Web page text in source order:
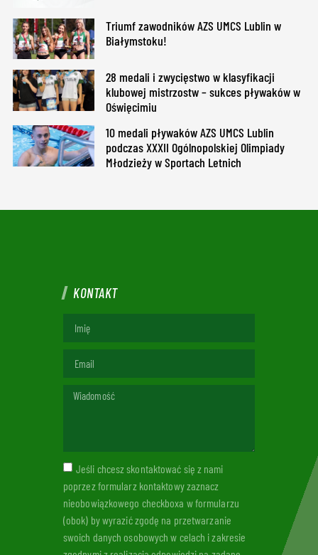
Triumf zawodników AZS UMCS Lublin w
Białymstoku!
28 medali i zwycięstwo w klasyfikacji
klubowej mistrzostw – sukces pływaków w
Oświęcimiu
10 medali pływaków AZS UMCS Lublin
podczas XXXII Ogólnopolskiej Olimpiady
Młodzieży w Sportach Letnich
KONTAKT
Jeśli chcesz skontaktować się z nami
poprzez formularz kontaktowy zaznacz
nieobowiązkowego checkboxa w formularzu
(obok) by wyrazić zgodę na przetwarzanie
swoich danych osobowych w celach i zakresie